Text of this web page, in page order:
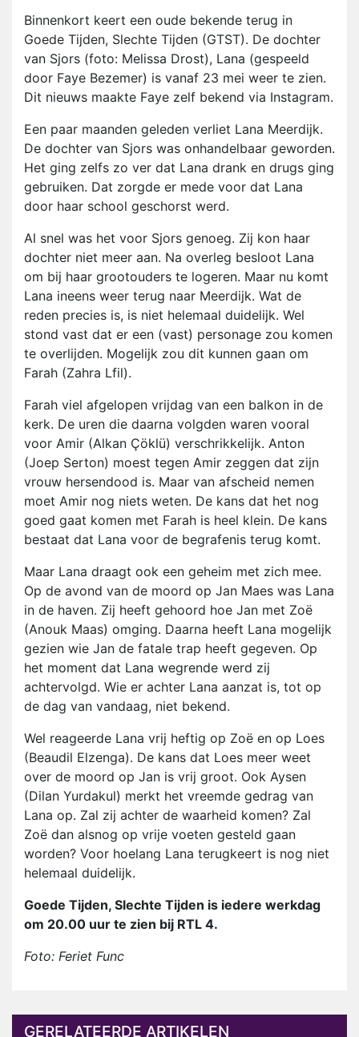
Binnenkort keert een oude bekende terug in
Goede Tijden, Slechte Tijden (GTST). De dochter
van Sjors (foto: Melissa Drost), Lana (gespeeld
door Faye Bezemer) is vanaf 23 mei weer te zien.
Dit nieuws maakte Faye zelf bekend via Instagram.
Een paar maanden geleden verliet Lana Meerdijk.
De dochter van Sjors was onhandelbaar geworden.
Het ging zelfs zo ver dat Lana drank en drugs ging
gebruiken. Dat zorgde er mede voor dat Lana
door haar school geschorst werd.
Al snel was het voor Sjors genoeg. Zij kon haar
dochter niet meer aan. Na overleg besloot Lana
om bij haar grootouders te logeren. Maar nu komt
Lana ineens weer terug naar Meerdijk. Wat de
reden precies is, is niet helemaal duidelijk. Wel
stond vast dat er een (vast) personage zou komen
te overlijden. Mogelijk zou dit kunnen gaan om
Farah (Zahra Lfil).
Farah viel afgelopen vrijdag van een balkon in de
kerk. De uren die daarna volgden waren vooral
voor Amir (Alkan Çöklü) verschrikkelijk. Anton
(Joep Serton) moest tegen Amir zeggen dat zijn
vrouw hersendood is. Maar van afscheid nemen
moet Amir nog niets weten. De kans dat het nog
goed gaat komen met Farah is heel klein. De kans
bestaat dat Lana voor de begrafenis terug komt.
Maar Lana draagt ook een geheim met zich mee.
Op de avond van de moord op Jan Maes was Lana
in de haven. Zij heeft gehoord hoe Jan met Zoë
(Anouk Maas) omging. Daarna heeft Lana mogelijk
gezien wie Jan de fatale trap heeft gegeven. Op
het moment dat Lana wegrende werd zij
achtervolgd. Wie er achter Lana aanzat is, tot op
de dag van vandaag, niet bekend.
Wel reageerde Lana vrij heftig op Zoë en op Loes
(Beaudil Elzenga). De kans dat Loes meer weet
over de moord op Jan is vrij groot. Ook Aysen
(Dilan Yurdakul) merkt het vreemde gedrag van
Lana op. Zal zij achter de waarheid komen? Zal
Zoë dan alsnog op vrije voeten gesteld gaan
worden? Voor hoelang Lana terugkeert is nog niet
helemaal duidelijk.
Goede Tijden, Slechte Tijden is iedere werkdag
om 20.00 uur te zien bij RTL 4.
Foto: Feriet Func
GERELATEERDE ARTIKELEN